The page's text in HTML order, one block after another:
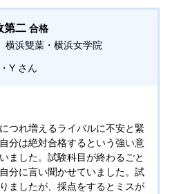
第二 合格
横浜雙葉・横浜女学院
Y
つれ増えるライバルに不安と緊
分は絶対合格するという強い意
ました。試験科目が終わるごと
分に言い聞かせていました。試
ましたが、採点をするとミスが